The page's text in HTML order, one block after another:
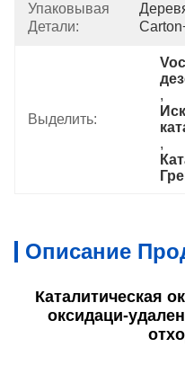
Упаковывая
Детали:
Выделить:
,
,
Описание
Каталитическая
оксидаци-